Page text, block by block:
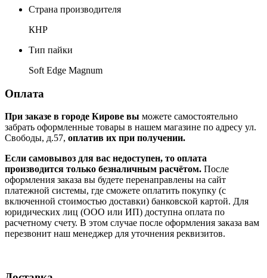
Страна производителя
КНР
Тип пайки
Soft Edge Magnum
Оплата
При заказе в городе Кирове вы можете самостоятельно
забрать оформленные товары в нашем магазине по адресу ул.
Свободы, д.57, оплатив их при получении.
Если самовывоз для вас недоступен, то оплата
производится только безналичным расчётом. После
оформления заказа вы будете перенаправлены на сайт
платежной системы, где сможете оплатить покупку (с
включенной стоимостью доставки) банковской картой. Для
юридических лиц (ООО или ИП) доступна оплата по
расчетному счету. В этом случае после оформления заказа вам
перезвонит наш менеджер для уточнения реквизитов.